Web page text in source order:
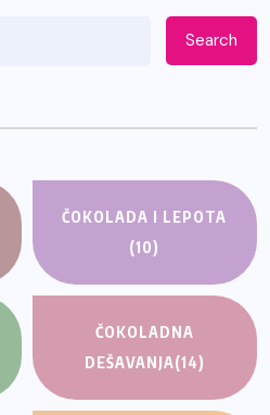
Search
ČOKOLADA I LEPOTA
(10)
ČOKOLADNA
DEŠAVANJA(14)